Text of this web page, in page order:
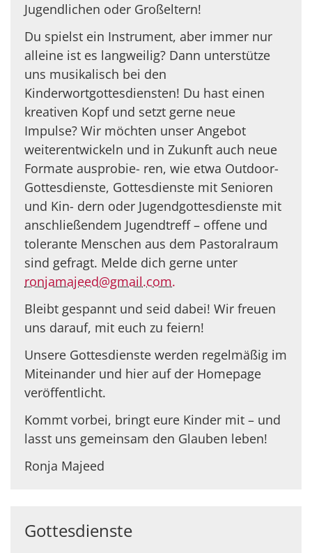
Jugendlichen oder Großeltern!
Du spielst ein Instrument, aber immer nur
alleine ist es langweilig? Dann unterstütze
uns musikalisch bei den
Kinderwortgottesdiensten! Du hast einen
kreativen Kopf und setzt gerne neue
Impulse? Wir möchten unser Angebot
weiterentwickeln und in Zukunft auch neue
Formate ausprobie- ren, wie etwa Outdoor-
Gottesdienste, Gottesdienste mit Senioren
und Kin- dern oder Jugendgottesdienste mit
anschließendem Jugendtreff – offene und
tolerante Menschen aus dem Pastoralraum
sind gefragt. Melde dich gerne unter
ronjamajeed@gmail.com.
Bleibt gespannt und seid dabei! Wir freuen
uns darauf, mit euch zu feiern!
Unsere Gottesdienste werden regelmäßig im
Miteinander und hier auf der Homepage
veröffentlicht.
Kommt vorbei, bringt eure Kinder mit – und
lasst uns gemeinsam den Glauben leben!
Ronja Majeed
Gottesdienste